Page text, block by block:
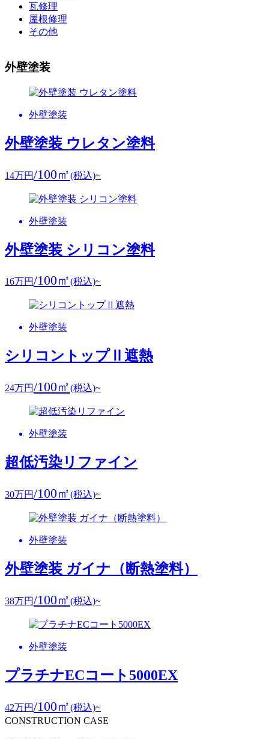
瓦修理
屋根修理
その他
外壁塗装
外壁塗装
外壁塗装 ウレタン塗料
14万円/100㎡(税込)~
外壁塗装
外壁塗装 シリコン塗料
16万円/100㎡(税込)~
外壁塗装
シリコントップⅡ遮熱
24万円/100㎡(税込)~
外壁塗装
超低汚染リファイン
30万円/100㎡(税込)~
外壁塗装
外壁塗装 ガイナ（断熱塗料）
38万円/100㎡(税込)~
外壁塗装
プラチナECコート5000EX
42万円/100㎡(税込)~
CONSTRUCTION CASE